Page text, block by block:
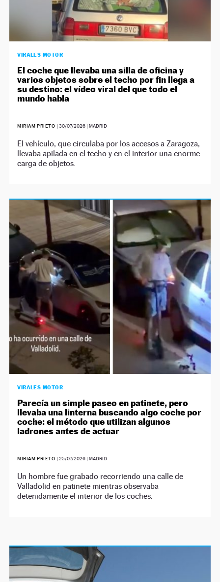
VIRALES MOTOR
El coche que llevaba una silla de oficina y
varios objetos sobre el techo por fin llega a
su destino: el vídeo viral del que todo el
mundo habla
MIRIAM PRIETO | 30/07/2026| MADRID
El vehículo, que circulaba por los accesos a Zaragoza,
llevaba apilada en el techo y en el interior una enorme
carga de objetos.
VIRALES MOTOR
Parecía un simple paseo en patinete, pero
llevaba una linterna buscando algo coche por
coche: el método que utilizan algunos
ladrones antes de actuar
MIRIAM PRIETO | 25/07/2026| MADRID
Un hombre fue grabado recorriendo una calle de
Valladolid en patinete mientras observaba
detenidamente el interior de los coches.